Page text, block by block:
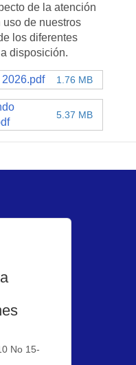
de la atención
de nuestros
los diferentes
disposición.
2026.pdf 1.76 MB
5.37 MB
No 15-